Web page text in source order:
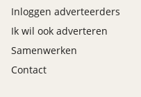
Inloggen adverteerders
Ik wil ook adverteren
Samenwerken
Contact